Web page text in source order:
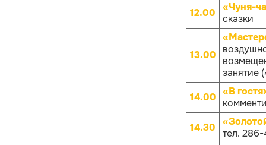
12.00
«Чуня-
сказки
13.00
занятие
14.00 «В
14.30
тел.